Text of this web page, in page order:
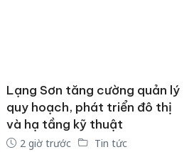
Lạng Sơn tăng cường quản lý
quy hoạch, phát triển đô thị
và hạ tầng kỹ thuật
2 giờ trước Tin tức